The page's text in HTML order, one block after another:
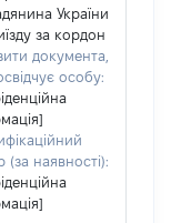
України
за кордон
документа,
особу:
(за наявності):